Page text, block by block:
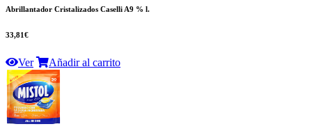
Abrillantador Cristalizados Caselli A9 % l.
33,81€
Ver Añadir al carrito